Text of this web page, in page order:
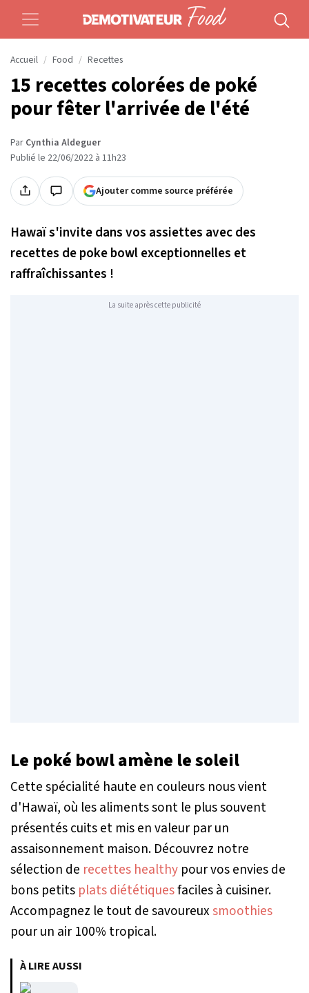
Accueil Food Recettes
15 recettes colorées de poké
pour fêter l'arrivée de l'été
Par Cynthia Aldeguer
Publié le 22/06/2022 à 11h23
Ajouter comme source préférée
Hawaï s'invite dans vos assiettes avec des
recettes de poke bowl exceptionnelles et
raffraîchissantes !
La suite après cette publicité
Le poké bowl amène le soleil
Cette spécialité haute en couleurs nous vient
d'Hawaï, où les aliments sont le plus souvent
présentés cuits et mis en valeur par un
assaisonnement maison. Découvrez notre
sélection de recettes healthy pour vos envies de
bons petits plats diététiquesfaciles à cuisiner.
Accompagnez le tout de savoureuxsmoothies
pour un air 100% tropical.
À LIRE AUSSI